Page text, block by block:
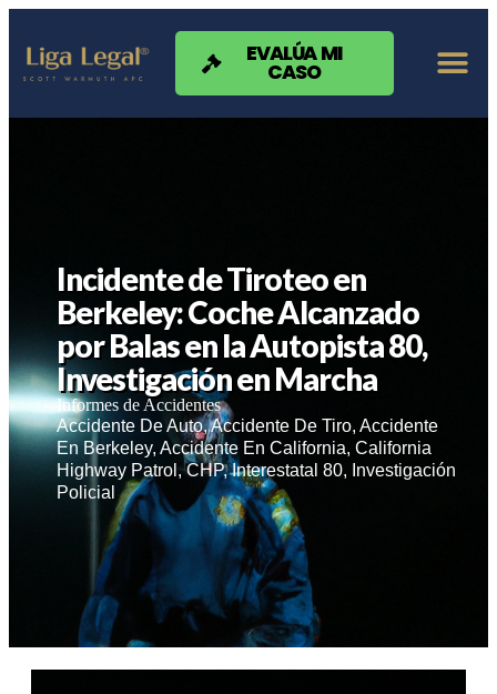
Nota:
sitio
web
EVALÚA MI
CASO
Incidente de Tiroteo en
Berkeley: Coche Alcanzado
por Balas en la Autopista 80,
Investigación en Marcha
Informes de Accidentes
Accidente De Auto,Accidente De Tiro,Accidente
En Berkeley,Accidente En California,California
Highway Patrol ,CHP,Interestatal 80, Investigación
Policial